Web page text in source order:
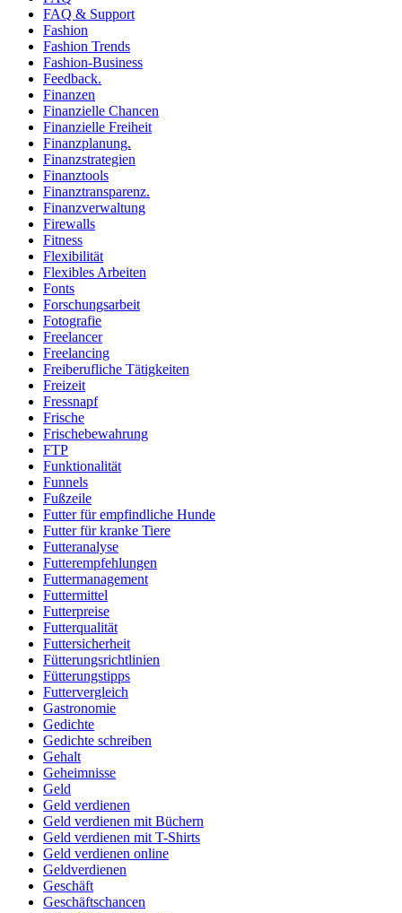
FAQ & Support
Fashion
Fashion Trends
Fashion-Business
Feedback.
Finanzen
Finanzielle Chancen
Finanzielle Freiheit
Finanzplanung.
Finanzstrategien
Finanztools
Finanztransparenz.
Finanzverwaltung
Firewalls
Fitness
Flexibilität
Flexibles Arbeiten
Fonts
Forschungsarbeit
Fotografie
Freelancer
Freelancing
Freiberufliche Tätigkeiten
Freizeit
Fressnapf
Frische
Frischebewahrung
FTP
Funktionalität
Funnels
Fußzeile
Futter für empfindliche Hunde
Futter für kranke Tiere
Futteranalyse
Futterempfehlungen
Futtermanagement
Futtermittel
Futterpreise
Futterqualität
Futtersicherheit
Fütterungsrichtlinien
Fütterungstipps
Futtervergleich
Gastronomie
Gedichte
Gedichte schreiben
Gehalt
Geheimnisse
Geld
Geld verdienen
Geld verdienen mit Büchern
Geld verdienen mit T-Shirts
Geld verdienen online
Geldverdienen
Geschäft
Geschäftschancen